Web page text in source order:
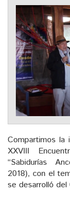
Compartimos la
XXVIII
“Sabidurías
2018), con el
se desarrolló